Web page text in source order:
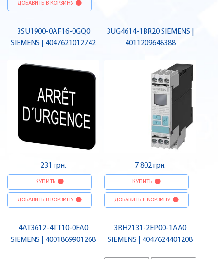
ДОБАВИТЬ В КОРЗИНУ
3SU1900-0AF16-0GQ0
SIEMENS | 4047621012742
231 грн.
КУПИТЬ
ДОБАВИТЬ В КОРЗИНУ
3UG4614-1BR20 SIEMENS |
4011209648388
7 802 грн.
КУПИТЬ
ДОБАВИТЬ В КОРЗИНУ
4AT3612-4TT10-0FA0
SIEMENS | 4001869901268
3RH2131-2EP00-1AA0
SIEMENS | 4047624401208